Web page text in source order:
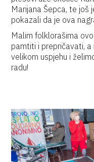
Marijana Šepca, te još
pokazali da je ova
Malim folklorašima
pamtiti i prepričavati,
velikom uspjehu i
radu!